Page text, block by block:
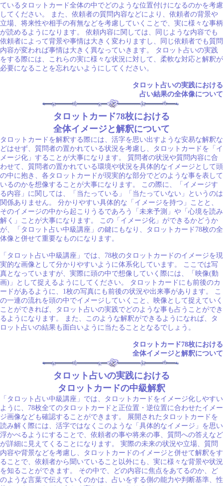
ているタロットカード全体の中でどのような位置付けになるのかを考慮
してください。 また、依頼者の質問内容などにより、依頼者の背景や
立場、将来性や相手の有無などを考慮していくことで、実に様々な事柄
が読めるようになります。 依頼内容に関しては、同じような内容でも
依頼者によって背景や事情は大きく変わりますし、同じ依頼者でも質問
内容が変われば事情は大きく異なっていきます。 タロット占いの実践
をする際には、これらの実に様々な状況に対して、柔軟な対応と解釈が
必要になることを忘れないようにしてください。
タロット占いの実践における
占い結果の全体像について
タロットカード78枚における
全体イメージと解釈について
タロットカードを解釈する際には、活字を思い出すような安易な解釈な
どはせず、質問者の置かれている状況を考慮し、タロットカードを「イ
メージ化」することが大事になります。 質問者の状況や質問内容に合
わせて、質問者の置かれている環境や状況を具体的なイメージとして頭
の中に抱き、各タロットカードが現実的な部分でどのような事を表して
いるのかを想像することが大事になります。 この際に、「イメージす
る内容」に関しては、「当たっている」「当たっていない」というのは
関係ありません。 分かりやすい具体的な「イメージを持つ」ことと、
そのイメージの中から起こりうるであろう「未来予測」や「心境を読み
解く」ことが大事になります。 この「イメージ化」ができるかどうか
が、「タロット占い中級講座」の鍵にもなり、タロットカード78枚の全
体像と併せて重要なものになります。
「タロット占い中級講座」では、78枚のタロットカードのイメージを現
実的な画像として分かりやすいように体系化しています。 ここでは写
真となっていますが、実際に頭の中で想像していく際には、「映像(動
画)」として捉えるようにしてください。 タロットカードにも前後のカ
ードがあるように、1枚の写真にも前後の状況や出来事があります。 こ
の一連の流れを頭の中でイメージしていくこと、映像として捉えていく
ことができれば、タロット占いの実践でどのような事も占うことができ
るようになります。 また、このような解釈ができるようになれば、タ
ロット占いの結果も面白いように当たることとなるでしょう。
タロットカード78枚における
全体イメージと解釈について
タロット占いの実践における
タロットカードの中級解釈
「タロット占い中級講座」では、タロットカードをイメージ化しやすい
ように、78枚全てのタロットカードと正位置・逆位置に合わせたイメー
ジ画像なども確認することができます。 展開されたタロットカードを
読み解く際には、活字ではなくこのような「具体的なイメージ」を思い
浮かべるようにすることで、依頼者の事や将来の事、質問への答えなど
が詳細に見えてくることになります。 実際の未来の状況や立場、質問
内容や背景などを考慮し、タロットカードのイメージと併せて解釈をす
ることで、依頼者から聞いていること以外にも、実に様々な背景や状況
を知ることができます。 その中で、どの内容に焦点をあてるのか、ど
のような言葉で伝えていくのかは、占いをする側の能力や判断基準、性